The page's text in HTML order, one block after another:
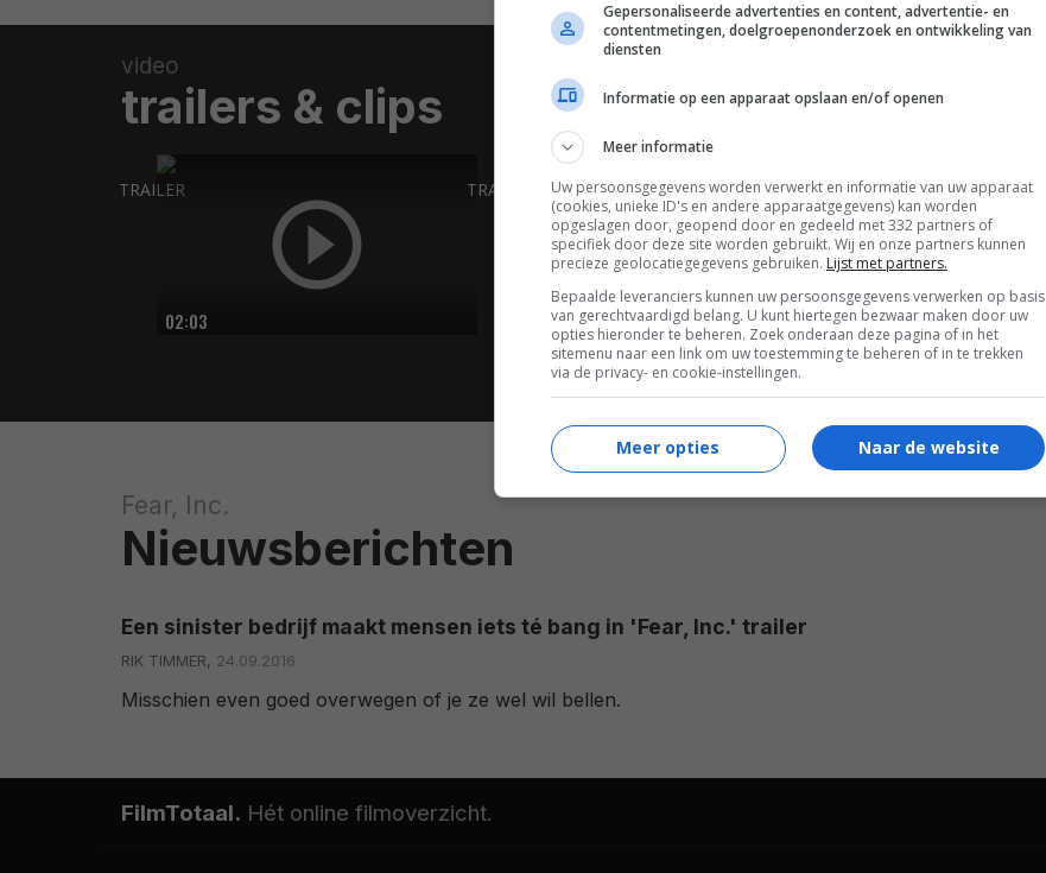
video
trailers & clips
02:03
TRAILER
02:04
TRAILER
Fear, Inc.
Nieuwsberichten
Een sinister bedrijf maakt mensen iets té bang in 'Fear, Inc.' trailer
RIK TIMMER, 24.09.2016
Misschien even goed overwegen of je ze wel wil bellen.
FilmTotaal. Hét online filmoverzicht.
Gepersonaliseerde advertenties en content, advertentie- en
contentmetingen, doelgroepenonderzoek en ontwikkeling van
diensten
Informatie op een apparaat opslaan en/of openen
Meer informatie
Uw persoonsgegevens worden verwerkt en informatie van uw apparaat
(cookies, unieke ID's en andere apparaatgegevens) kan worden
opgeslagen door, geopend door en gedeeld met 332 partners of
specifiek door deze site worden gebruikt. Wij en onze partners kunnen
precieze geolocatiegegevens gebruiken. Lijst met partners.
Bepaalde leveranciers kunnen uw persoonsgegevens verwerken op basis
van gerechtvaardigd belang. U kunt hiertegen bezwaar maken door uw
opties hieronder te beheren. Zoek onderaan deze pagina of in het
sitemenu naar een link om uw toestemming te beheren of in te trekken
via de privacy- en cookie-instellingen.
Naar de website
Meer opties